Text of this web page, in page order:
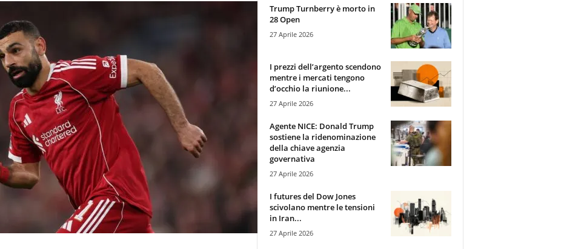
Trump Turnberry è morto in
28 Open
27 Aprile 2026
I prezzi dell’argento scendono
mentre i mercati tengono
d’occhio la riunione...
27 Aprile 2026
Agente NICE: Donald Trump
sostiene la ridenominazione
della chiave agenzia
governativa
27 Aprile 2026
I futures del Dow Jones
scivolano mentre le tensioni
in Iran...
27 Aprile 2026